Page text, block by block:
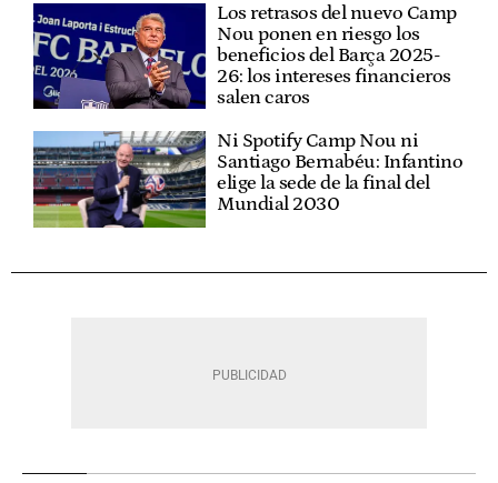
Los retrasos del nuevo Camp
Nou ponen en riesgo los
beneficios del Barça 2025-
26: los intereses financieros
salen caros
Ni Spotify Camp Nou ni
Santiago Bernabéu: Infantino
elige la sede de la final del
Mundial 2030